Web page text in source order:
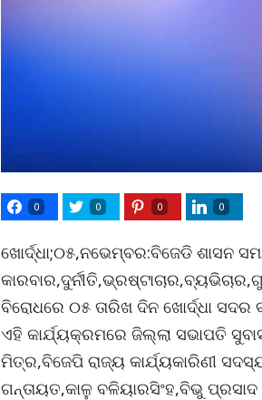
0 0 0 0
ଖୋର୍ଦ୍ଧା;୦୫,ନଭେମ୍ବର:ବିଜେଡି ଶାସନ
ବିରୋଧରେ ୦୫ ତାରିଖ ଦିନ ଖୋର୍ଦ୍ଧା
ଏହି କାର୍ଯ୍ୟକ୍ରମରେ ଜିଲ୍ଲା ସଭାପତି
ମିତ୍ର,ବିଜେପି ରାଜ୍ୟ କାର୍ଯ୍ୟକାରିଣୀ
ଗନ୍ତାୟତ,କାଳୁ ବଳିୟାରସିଂହ,ବିଭୁ ପ୍ରସାଦ